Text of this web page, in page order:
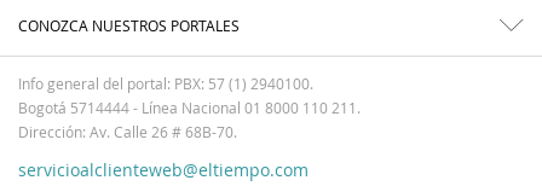
CONOZCA NUESTROS PORTALES
Info general del portal: PBX: 57 (1) 2940100.
Bogotá 5714444 - Línea Nacional 01 8000 110 211.
Dirección: Av. Calle 26 # 68B-70.
servicioalclienteweb@eltiempo.com